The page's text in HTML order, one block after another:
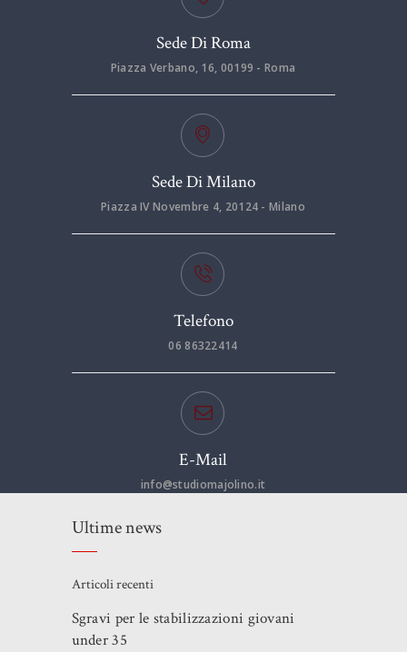
Sede Di Roma
Piazza Verbano, 16, 00199 - Roma
Sede Di Milano
Piazza IV Novembre 4, 20124 - Milano
Telefono
06 86322414
E-Mail
info@studiomajolino.it
Ultime news
Articoli recenti
Sgravi per le stabilizzazioni giovani
under 35